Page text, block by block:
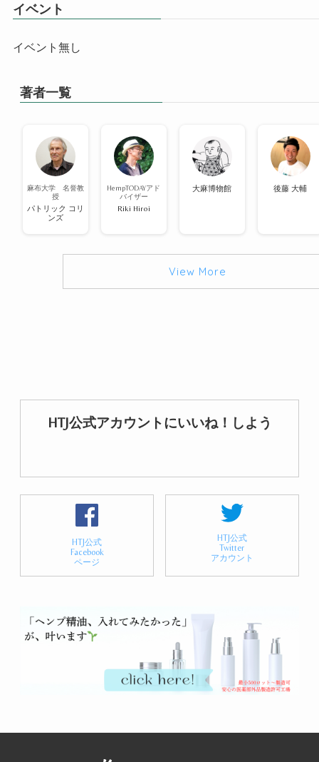
イベント
イベント無し
著者一覧
麻布大学 名誉教
授
パトリック コリ
ンズ
HempTODAYアド
バイザー
Riki Hiroi
大麻博物館 後藤 大輔
View More
HTJ公式アカウントにいいね！しよう
HTJ公式
Facebook
ページ
HTJ公式
Twitter
アカウント